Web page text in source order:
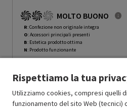
MOLTO BUONO
R: Confezione non originale integra
O: Accessori principali presenti
B: Estetica prodotto ottima
N: Prodotto funzionante
Ricondizionato Prezzo ridotto
85.49 a-30%
In Promozione 59.84
Rispettiamo la tua
Utilizziamo cookies, compresi quelli
funzionamento del sito Web (tecnici)